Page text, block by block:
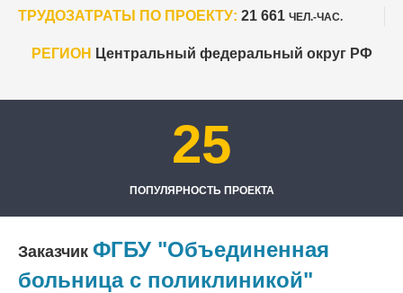
ТРУДОЗАТРАТЫ ПО ПРОЕКТУ: 21 661 ЧЕЛ.-ЧАС.
РЕГИОН Центральный федеральный округ РФ
25
ПОПУЛЯРНОСТЬ ПРОЕКТА
Заказчик ФГБУ "Объединенная
больница c поликлиникой"